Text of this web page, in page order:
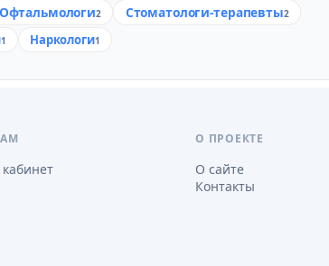
Офтальмологи2 Стоматологи-терапевты2
1 Наркологи1
О ПРОЕКТЕ
О сайте
Контакты